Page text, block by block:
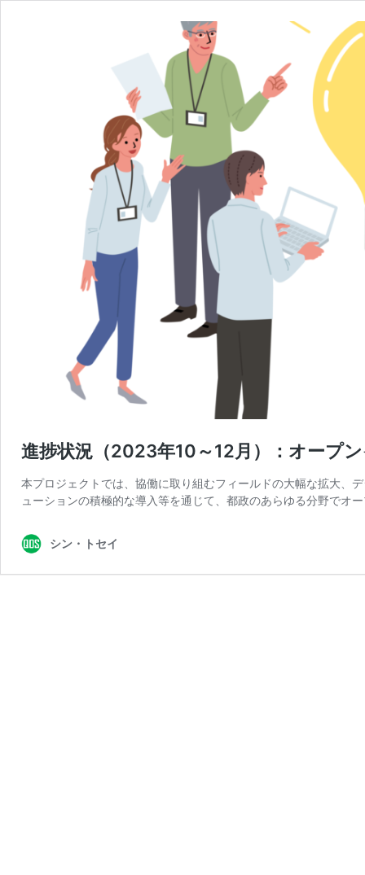
進捗状況（2023年10～12月）：オープ
本プロジェクトでは、協働に取り組むフィールドの大幅な拡大、
ューションの積極的な導入等を通じて、都政のあらゆる分野でオ
シン・トセイ